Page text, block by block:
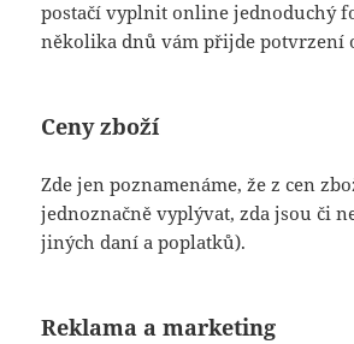
postačí vyplnit online jednoduchý
několika dnů vám přijde potvrzení
Ceny zboží
Zde jen poznamenáme, že z cen
jednoznačně vyplývat, zda jsou či
jiných daní a poplatků).
Reklama a marketing